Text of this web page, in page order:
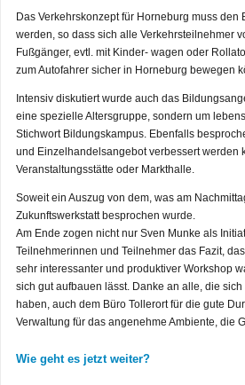
Das Verkehrskonzept für Horneburg muss den
werden, so dass sich alle Verkehrsteilnehmer
Fußgänger, evtl. mit Kinder- wagen oder
zum Autofahrer sicher in Horneburg bewegen
Intensiv diskutiert wurde auch das
eine spezielle Altersgruppe, sondern um
Stichwort Bildungskampus. Ebenfalls
und Einzelhandelsangebot verbessert werden
Veranstaltungsstätte oder Markthalle.
Soweit ein Auszug von dem, was am
Zukunftswerkstatt besprochen wurde.
Am Ende zogen nicht nur Sven Munke als
Teilnehmerinnen und Teilnehmer das Fazit,
sehr interessanter und produktiver Workshop
sich gut aufbauen lässt. Danke an alle, die
haben, auch dem Büro Tollerort für die gute
Verwaltung für das angenehme Ambiente, die
Wie geht es jetzt weiter?